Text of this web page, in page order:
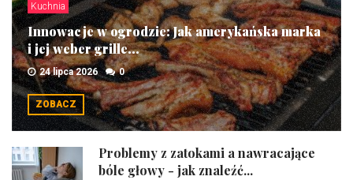
Kuchnia
Innowacje w ogrodzie: Jak amerykańska marka
i jej weber grille...
24 lipca 2026 0
ZOBACZ
Problemy z zatokami a nawracające
bóle głowy - jak znaleźć...